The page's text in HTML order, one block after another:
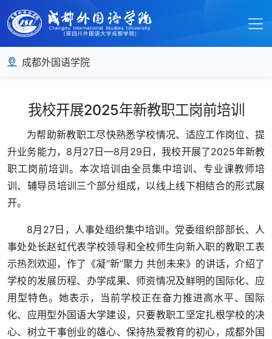
成都外国语学院
我校开展2025年新教职工岗前培训
为帮助新教职工尽快熟悉学校情况、适应工作岗位、提
升业务能力，8月27日—8月29日，我校开展了2025年新教
职工岗前培训。本次培训由全员集中培训、专业课教师培
训、辅导员培训三个部分组成，以线上线下相结合的形式展
开。
8月27日，人事处组织集中培训。党委组织部部长、人
事处处长赵虹代表学校领导和全校师生向新入职的教职工表
示热烈欢迎，作了《凝“新”聚力 共创未来》的讲话，介绍了
学校的发展历程、办学成果、师资情况及鲜明的国际化、应
用型特色。她表示，当前学校正在奋力推进高水平、国际
化、应用型外国语大学建设，只要教职工坚定扎根学校的决
心、树立干事创业的雄心、保持热爱教育的初心，成都外国